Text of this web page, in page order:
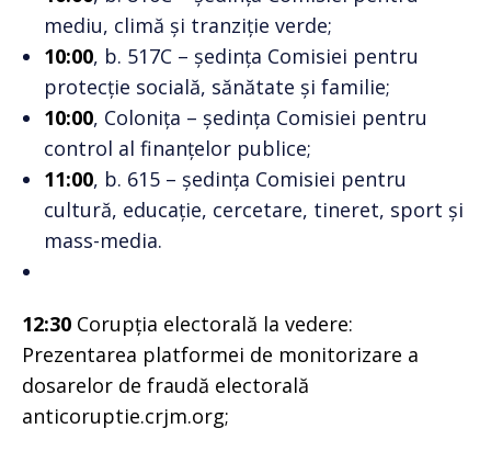
mediu, climă și tranziție verde;
10:00, b. 517C – ședința Comisiei pentru
protecție socială, sănătate și familie;
10:00, Colonița – ședința Comisiei pentru
control al finanțelor publice;
11:00, b. 615 – ședința Comisiei pentru
cultură, educație, cercetare, tineret, sport și
mass-media.
12:30 Corupția electorală la vedere:
Prezentarea platformei de monitorizare a
dosarelor de fraudă electorală
anticoruptie.crjm.org;